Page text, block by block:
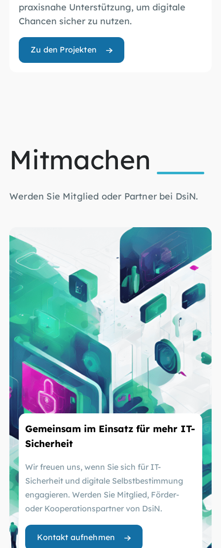
praxisnahe Unterstützung, um digitale
Chancen sicher zu nutzen.
Zu den Projekten
Mitmachen
Werden Sie Mitglied oder Partner bei DsiN.
Gemeinsam im Einsatz für mehr IT-
Sicherheit
Wir freuen uns, wenn Sie sich für IT-
Sicherheit und digitale Selbstbestimmung
engagieren. Werden Sie Mitglied, Förder-
oder Kooperationspartner von DsiN.
Kontakt aufnehmen